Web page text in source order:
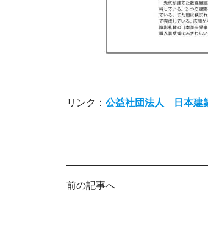
リンク： 公益社団法人 日本
前の記事へ